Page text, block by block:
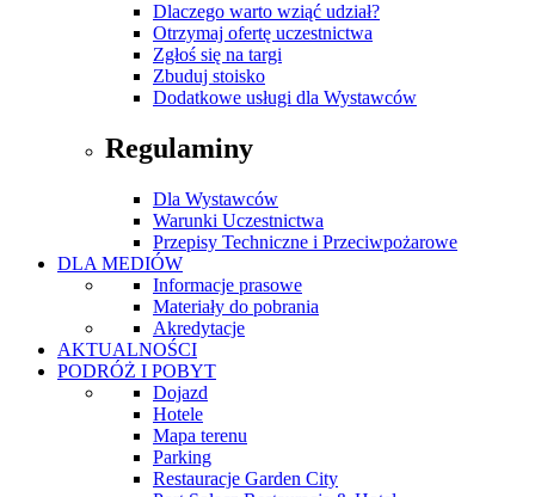
Dlaczego warto wziąć udział?
Otrzymaj ofertę uczestnictwa
Zgłoś się na targi
Zbuduj stoisko
Dodatkowe usługi dla Wystawców
Regulaminy
Dla Wystawców
Warunki Uczestnictwa
Przepisy Techniczne i Przeciwpożarowe
DLA MEDIÓW
Informacje prasowe
Materiały do pobrania
Akredytacje
AKTUALNOŚCI
PODRÓŻ I POBYT
Dojazd
Hotele
Mapa terenu
Parking
Restauracje Garden City